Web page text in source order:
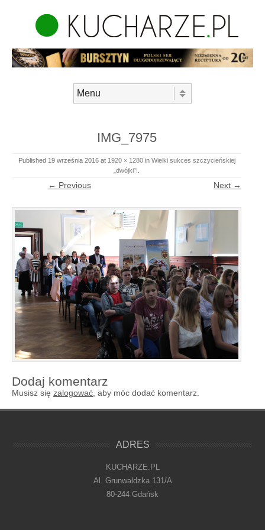
IMG_7975
Published 19 września 2016at 1920 × 1280in Wielki sukces szczycieńskiej
„dwójki”!
← Previous Next →
Dodaj komentarz
Musisz się zalogować , aby móc dodać komentarz.
ADRES
KUCHARZE.PL
Al. Grunwaldzka 131/A
80-244 Gdańsk